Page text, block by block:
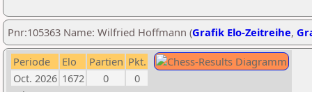
Pnr:105363 Name: Wilfried Hoffmann (Grafik Elo-Zeitreihe,
Periode Elo Partien Pkt.
Oct. 2026 1672 0
0